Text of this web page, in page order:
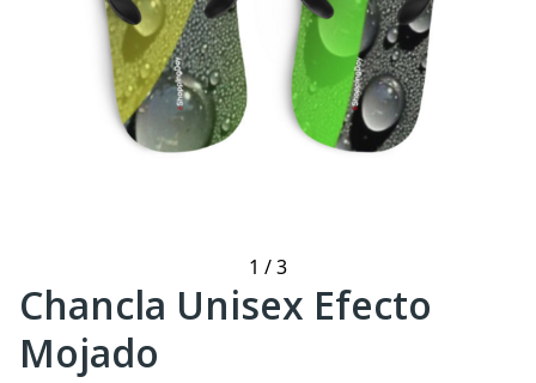
1 /3
Chancla Unisex Efecto
Mojado